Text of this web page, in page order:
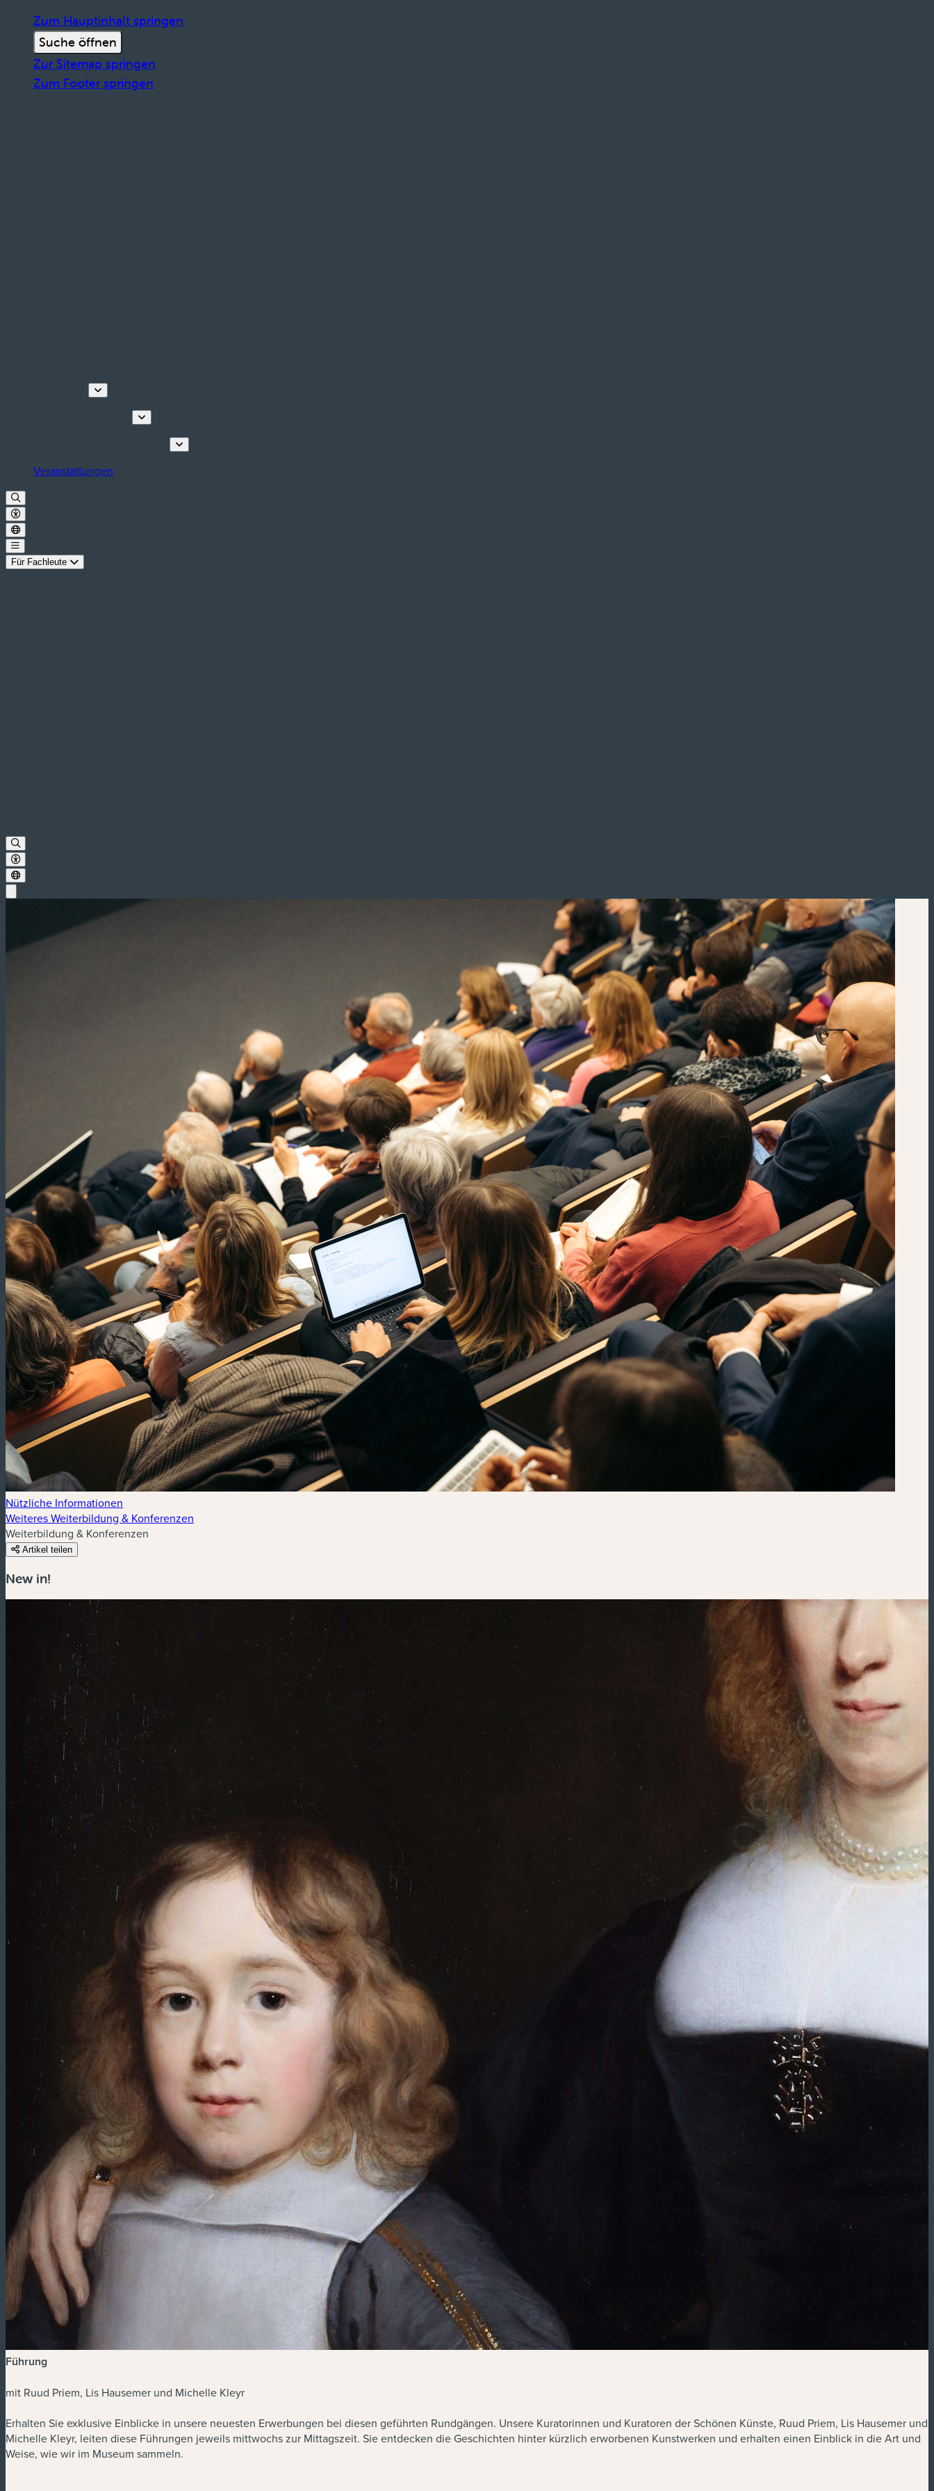
Zum Hauptinhalt springen
Suche öffnen
Zur Sitemap springen
Zum Footer springen
Veranstaltungen
Für Fachleute
Nützliche Informationen
Weiteres Weiterbildung & Konferenzen
Weiterbildung & Konferenzen
Artikel teilen
New in!
Führung
mit Ruud Priem, Lis Hausemer und Michelle Kleyr
Erhalten Sie exklusive Einblicke in unsere neuesten Erwerbungen bei diesen geführten Rundgängen. Unsere Kuratorinnen und Kuratoren der Schönen Künste, Ruud Priem, Lis Hausemer und
Michelle Kleyr, leiten diese Führungen jeweils mittwochs zur Mittagszeit. Sie entdecken die Geschichten hinter kürzlich erworbenen Kunstwerken und erhalten einen Einblick in die Art und
Weise, wie wir im Museum sammeln.